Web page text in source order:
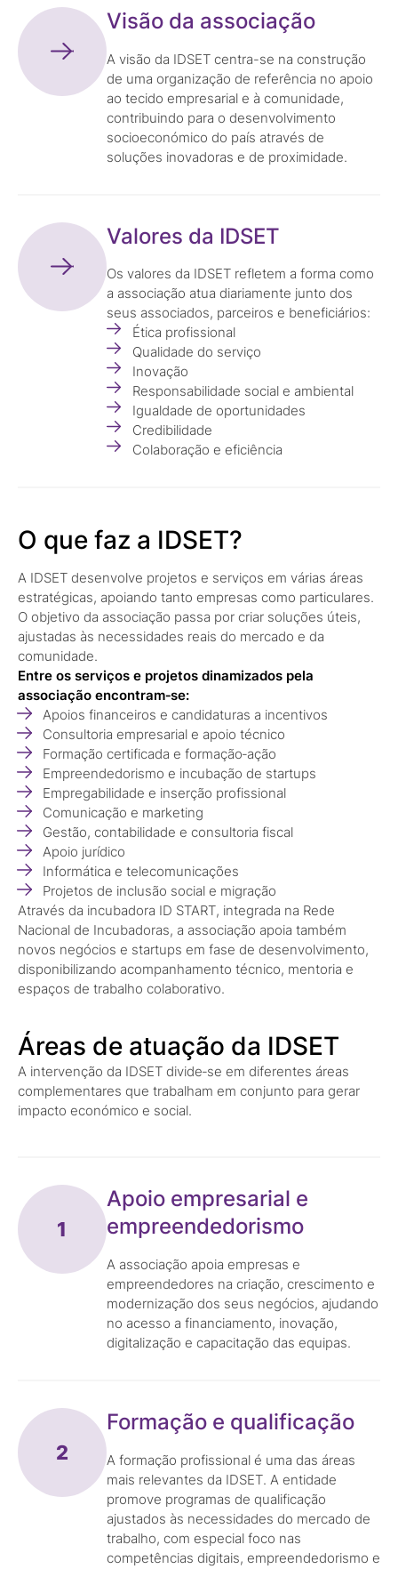
Visão da associação
A visão da IDSET centra-se na construção
de uma organização de referência no apoio
ao tecido empresarial e à comunidade,
contribuindo para o desenvolvimento
socioeconómico do país através de
soluções inovadoras e de proximidade.
Valores da IDSET
Os valores da IDSET refletem a forma como
a associação atua diariamente junto dos
seus associados, parceiros e beneficiários:
Ética profissional
Qualidade do serviço
Inovação
Responsabilidade social e ambiental
Igualdade de oportunidades
Credibilidade
Colaboração e eficiência
O que faz a IDSET?
A IDSET desenvolve projetos e serviços em várias áreas
estratégicas, apoiando tanto empresas como particulares.
O objetivo da associação passa por criar soluções úteis,
ajustadas às necessidades reais do mercado e da
comunidade.
Entre os serviços e projetos dinamizados pela
associação encontram‑se:
Apoios financeiros e candidaturas a incentivos
Consultoria empresarial e apoio técnico
Formação certificada e formação‑ação
Empreendedorismo e incubação de startups
Empregabilidade e inserção profissional
Comunicação e marketing
Gestão, contabilidade e consultoria fiscal
Apoio jurídico
Informática e telecomunicações
Projetos de inclusão social e migração
Através da incubadora ID START, integrada na Rede
Nacional de Incubadoras, a associação apoia também
novos negócios e startups em fase de desenvolvimento,
disponibilizando acompanhamento técnico, mentoria e
espaços de trabalho colaborativo.
Áreas de atuação da IDSET
A intervenção da IDSET divide‑se em diferentes áreas
complementares que trabalham em conjunto para gerar
impacto económico e social.
1
Apoio empresarial e
empreendedorismo
A associação apoia empresas e
empreendedores na criação, crescimento e
modernização dos seus negócios, ajudando
no acesso a financiamento, inovação,
digitalização e capacitação das equipas.
2
Formação e qualificação
A formação profissional é uma das áreas
mais relevantes da IDSET. A entidade
promove programas de qualificação
ajustados às necessidades do mercado de
trabalho, com especial foco nas
competências digitais, empreendedorismo e